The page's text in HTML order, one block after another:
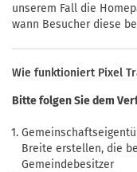
unserem Fall die
wann Besucher diese
Wie funktioniert Pixel
Bitte folgen Sie dem
Breite erstellen, die
Gemeindebesitzer